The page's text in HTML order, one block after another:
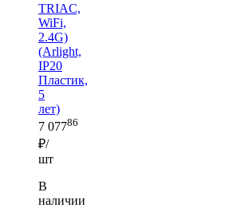
TRIAC,
WiFi,
2.4G)
(Arlight,
IP20
Пластик,
5
лет)
7 07786
₽/
шт
В
наличии